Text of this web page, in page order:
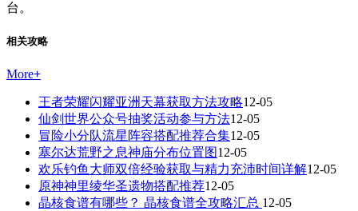
台。
相关攻略
More+
王者荣耀闪耀亚洲天幕获取方法攻略12-05
仙剑世界公众号抽奖活动参与方法12-05
冒险小分队流星阵容搭配推荐合集12-05
塞尔达荒野之息神庙分布位置图12-05
欢乐钓鱼大师双倍经验获取与精力充沛时间详解12-05
原神神里绫华圣遗物搭配推荐12-05
晶核食谱有哪些？ 晶核食谱全攻略汇总 12-05